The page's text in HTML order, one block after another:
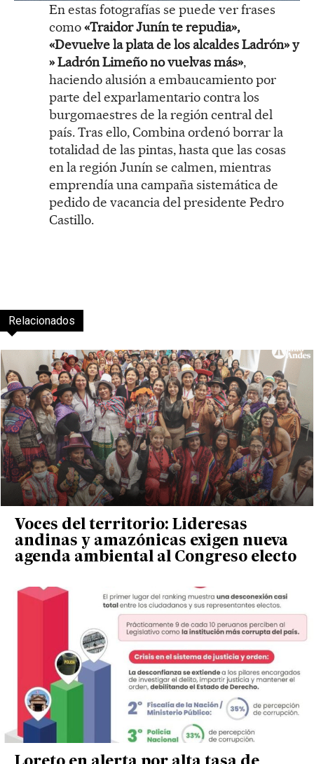
En estas fotografías se puede ver frases
como«Traidor Junín te repudia»,
«Devuelve la plata de los alcaldes Ladrón» y
» Ladrón Limeño no vuelvas más»,
haciendo alusión a embaucamiento por
parte del exparlamentario contra los
burgomaestres de la región central del
país. Tras ello, Combina ordenó borrar la
totalidad de las pintas, hasta que las cosas
en la región Junín se calmen, mientras
emprendía una campaña sistemática de
pedido de vacancia del presidente Pedro
Castillo.
Relacionados
Voces del territorio: Lideresas
andinas y amazónicas exigen nueva
agenda ambiental al Congreso electo